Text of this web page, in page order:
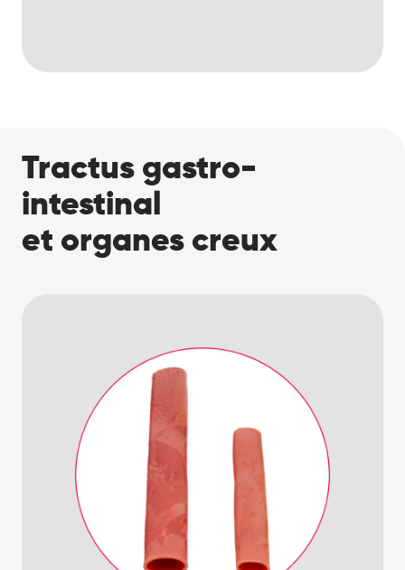
Tractus gastro-
intestinal
et organes creux